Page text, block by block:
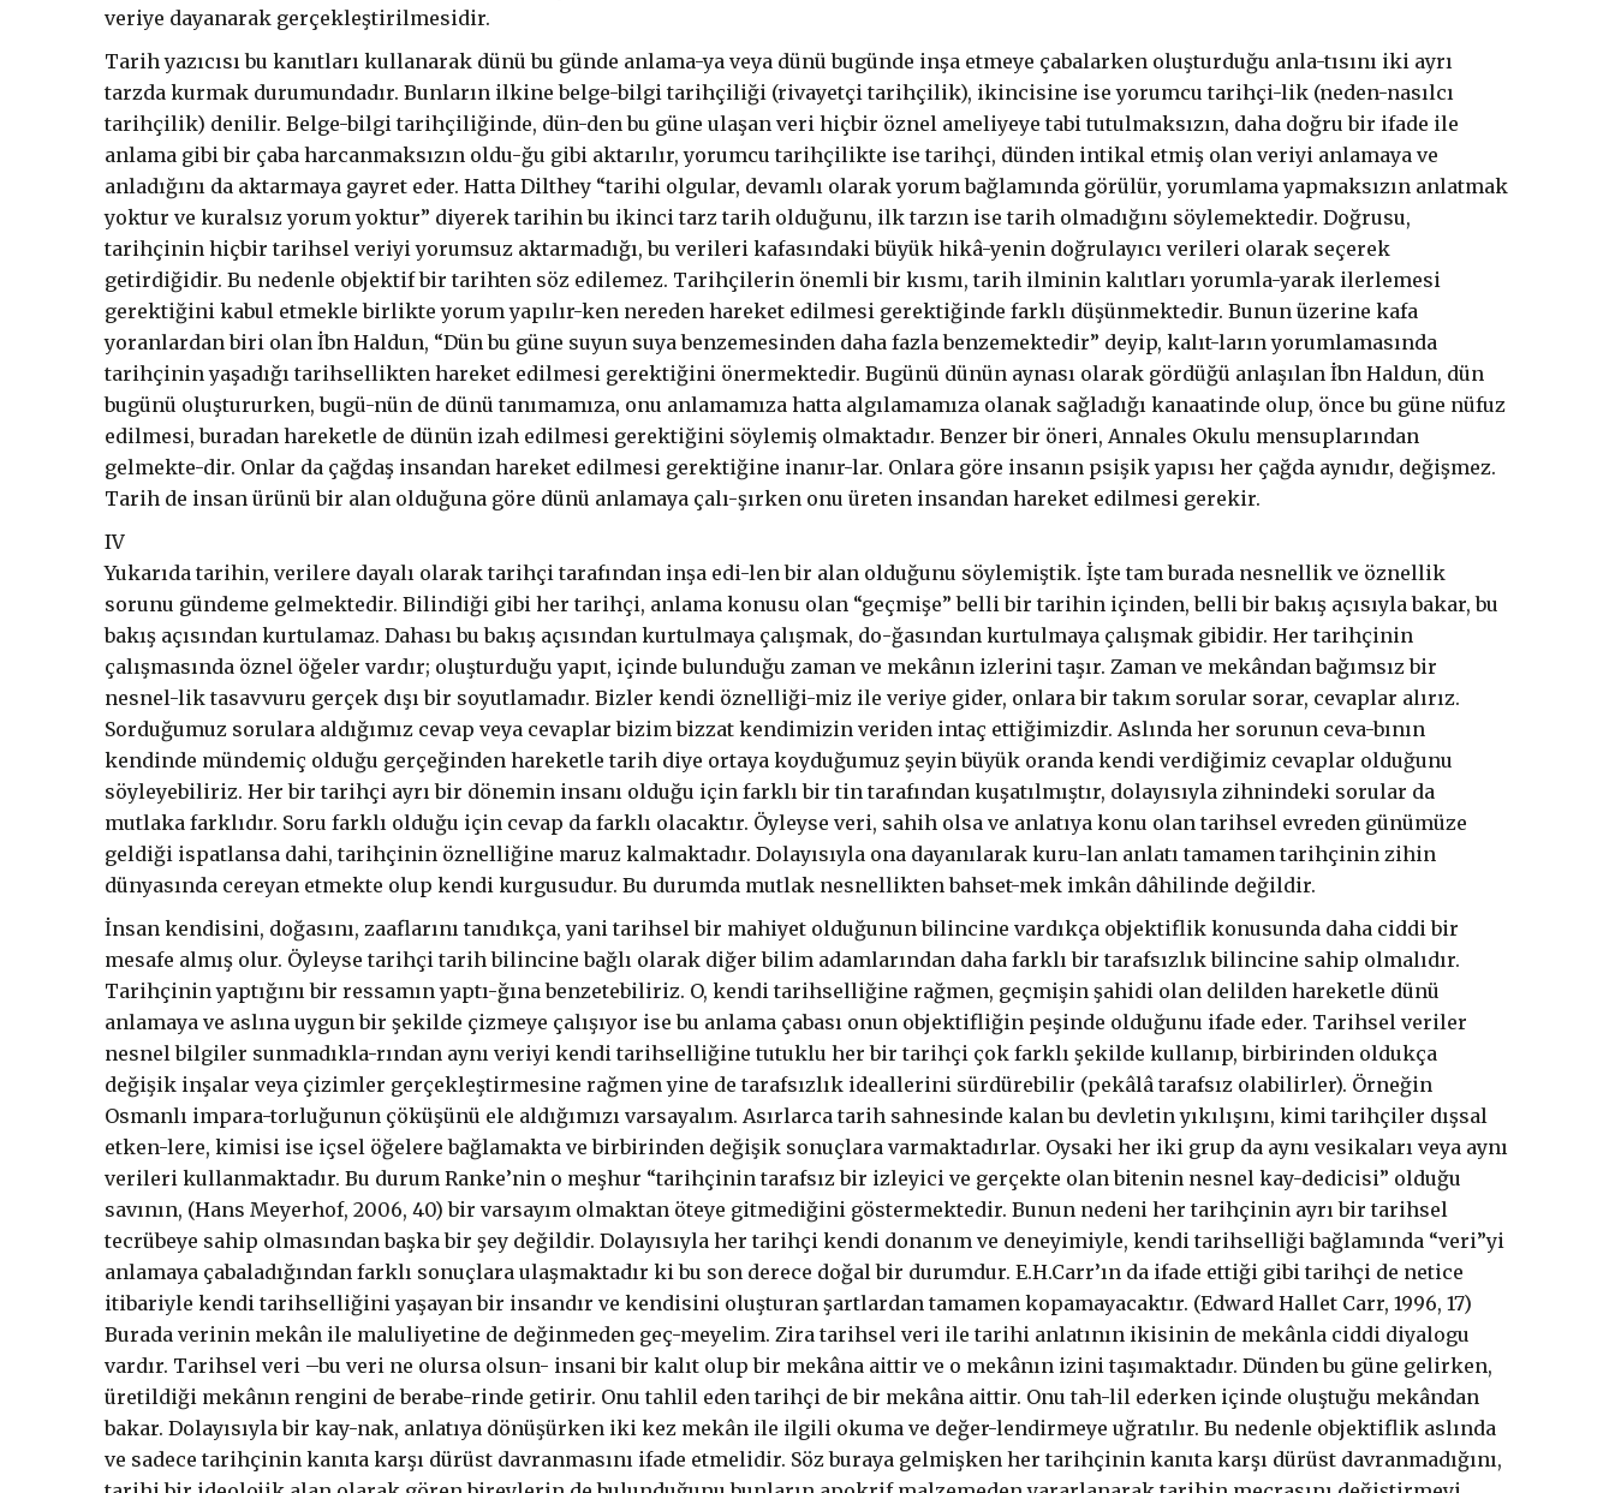
veriye dayanarak gerçekleştirilmesidir.
Tarih yazıcısı bu kanıtları kullanarak dünü bu günde anlama-ya veya dünü bugünde inşa etmeye çabalarken oluşturduğu anla-tısını iki ayrı
tarzda kurmak durumundadır. Bunların ilkine belge-bilgi tarihçiliği (rivayetçi tarihçilik), ikincisine ise yorumcu tarihçi-lik (neden-nasılcı
tarihçilik) denilir. Belge-bilgi tarihçiliğinde, dün-den bu güne ulaşan veri hiçbir öznel ameliyeye tabi tutulmaksızın, daha doğru bir ifade ile
anlama gibi bir çaba harcanmaksızın oldu-ğu gibi aktarılır, yorumcu tarihçilikte ise tarihçi, dünden intikal etmiş olan veriyi anlamaya ve
anladığını da aktarmaya gayret eder. Hatta Dilthey “tarihi olgular, devamlı olarak yorum bağlamında görülür, yorumlama yapmaksızın anlatmak
yoktur ve kuralsız yorum yoktur” diyerek tarihin bu ikinci tarz tarih olduğunu, ilk tarzın ise tarih olmadığını söylemektedir. Doğrusu,
tarihçinin hiçbir tarihsel veriyi yorumsuz aktarmadığı, bu verileri kafasındaki büyük hikâ-yenin doğrulayıcı verileri olarak seçerek
getirdiğidir. Bu nedenle objektif bir tarihten söz edilemez. Tarihçilerin önemli bir kısmı, tarih ilminin kalıtları yorumla-yarak ilerlemesi
gerektiğini kabul etmekle birlikte yorum yapılır-ken nereden hareket edilmesi gerektiğinde farklı düşünmektedir. Bunun üzerine kafa
yoranlardan biri olan İbn Haldun, “Dün bu güne suyun suya benzemesinden daha fazla benzemektedir” deyip, kalıt-ların yorumlamasında
tarihçinin yaşadığı tarihsellikten hareket edilmesi gerektiğini önermektedir. Bugünü dünün aynası olarak gördüğü anlaşılan İbn Haldun, dün
bugünü oluştururken, bugü-nün de dünü tanımamıza, onu anlamamıza hatta algılamamıza olanak sağladığı kanaatinde olup, önce bu güne nüfuz
edilmesi, buradan hareketle de dünün izah edilmesi gerektiğini söylemiş olmaktadır. Benzer bir öneri, Annales Okulu mensuplarından
gelmekte-dir. Onlar da çağdaş insandan hareket edilmesi gerektiğine inanır-lar. Onlara göre insanın psişik yapısı her çağda aynıdır, değişmez.
Tarih de insan ürünü bir alan olduğuna göre dünü anlamaya çalı-şırken onu üreten insandan hareket edilmesi gerekir.
IV
Yukarıda tarihin, verilere dayalı olarak tarihçi tarafından inşa edi-len bir alan olduğunu söylemiştik. İşte tam burada nesnellik ve öznellik
sorunu gündeme gelmektedir. Bilindiği gibi her tarihçi, anlama konusu olan “geçmişe” belli bir tarihin içinden, belli bir bakış açısıyla bakar, bu
bakış açısından kurtulamaz. Dahası bu bakış açısından kurtulmaya çalışmak, do-ğasından kurtulmaya çalışmak gibidir. Her tarihçinin
çalışmasında öznel öğeler vardır; oluşturduğu yapıt, içinde bulunduğu zaman ve mekânın izlerini taşır. Zaman ve mekândan bağımsız bir
nesnel-lik tasavvuru gerçek dışı bir soyutlamadır. Bizler kendi öznelliği-miz ile veriye gider, onlara bir takım sorular sorar, cevaplar alırız.
Sorduğumuz sorulara aldığımız cevap veya cevaplar bizim bizzat kendimizin veriden intaç ettiğimizdir. Aslında her sorunun ceva-bının
kendinde mündemiç olduğu gerçeğinden hareketle tarih diye ortaya koyduğumuz şeyin büyük oranda kendi verdiğimiz cevaplar olduğunu
söyleyebiliriz. Her bir tarihçi ayrı bir dönemin insanı olduğu için farklı bir tin tarafından kuşatılmıştır, dolayısıyla zihnindeki sorular da
mutlaka farklıdır. Soru farklı olduğu için cevap da farklı olacaktır. Öyleyse veri, sahih olsa ve anlatıya konu olan tarihsel evreden günümüze
geldiği ispatlansa dahi, tarihçinin öznelliğine maruz kalmaktadır. Dolayısıyla ona dayanılarak kuru-lan anlatı tamamen tarihçinin zihin
dünyasında cereyan etmekte olup kendi kurgusudur. Bu durumda mutlak nesnellikten bahset-mek imkân dâhilinde değildir.
İnsan kendisini, doğasını, zaaflarını tanıdıkça, yani tarihsel bir mahiyet olduğunun bilincine vardıkça objektiflik konusunda daha ciddi bir
mesafe almış olur. Öyleyse tarihçi tarih bilincine bağlı olarak diğer bilim adamlarından daha farklı bir tarafsızlık bilincine sahip olmalıdır.
Tarihçinin yaptığını bir ressamın yaptı-ğına benzetebiliriz. O, kendi tarihselliğine rağmen, geçmişin şahidi olan delilden hareketle dünü
anlamaya ve aslına uygun bir şekilde çizmeye çalışıyor ise bu anlama çabası onun objektifliğin peşinde olduğunu ifade eder. Tarihsel veriler
nesnel bilgiler sunmadıkla-rından aynı veriyi kendi tarihselliğine tutuklu her bir tarihçi çok farklı şekilde kullanıp, birbirinden oldukça
değişik inşalar veya çizimler gerçekleştirmesine rağmen yine de tarafsızlık ideallerini sürdürebilir (pekâlâ tarafsız olabilirler). Örneğin
Osmanlı impara-torluğunun çöküşünü ele aldığımızı varsayalım. Asırlarca tarih sahnesinde kalan bu devletin yıkılışını, kimi tarihçiler dışsal
etken-lere, kimisi ise içsel öğelere bağlamakta ve birbirinden değişik sonuçlara varmaktadırlar. Oysaki her iki grup da aynı vesikaları veya aynı
verileri kullanmaktadır. Bu durum Ranke’nin o meşhur “tarihçinin tarafsız bir izleyici ve gerçekte olan bitenin nesnel kay-dedicisi” olduğu
savının, (Hans Meyerhof, 2006, 40) bir varsayım olmaktan öteye gitmediğini göstermektedir. Bunun nedeni her tarihçinin ayrı bir tarihsel
tecrübeye sahip olmasından başka bir şey değildir. Dolayısıyla her tarihçi kendi donanım ve deneyimiyle, kendi tarihselliği bağlamında “veri”yi
anlamaya çabaladığından farklı sonuçlara ulaşmaktadır ki bu son derece doğal bir durumdur. E.H.Carr’ın da ifade ettiği gibi tarihçi de netice
itibariyle kendi tarihselliğini yaşayan bir insandır ve kendisini oluşturan şartlardan tamamen kopamayacaktır. (Edward Hallet Carr, 1996, 17)
Burada verinin mekân ile maluliyetine de değinmeden geç-meyelim. Zira tarihsel veri ile tarihi anlatının ikisinin de mekânla ciddi diyalogu
vardır. Tarihsel veri –bu veri ne olursa olsun- insani bir kalıt olup bir mekâna aittir ve o mekânın izini taşımaktadır. Dünden bu güne gelirken,
üretildiği mekânın rengini de berabe-rinde getirir. Onu tahlil eden tarihçi de bir mekâna aittir. Onu tah-lil ederken içinde oluştuğu mekândan
bakar. Dolayısıyla bir kay-nak, anlatıya dönüşürken iki kez mekân ile ilgili okuma ve değer-lendirmeye uğratılır. Bu nedenle objektiflik aslında
ve sadece tarihçinin kanıta karşı dürüst davranmasını ifade etmelidir. Söz buraya gelmişken her tarihçinin kanıta karşı dürüst davranmadığını,